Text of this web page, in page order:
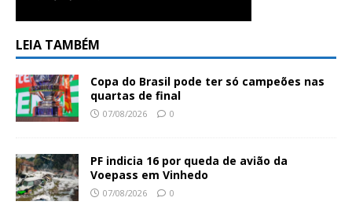
LEIA TAMBÉM
Copa do Brasil pode ter só campeões nas
quartas de final
07/08/2026 0
PF indicia 16 por queda de avião da
Voepass em Vinhedo
07/08/2026 0